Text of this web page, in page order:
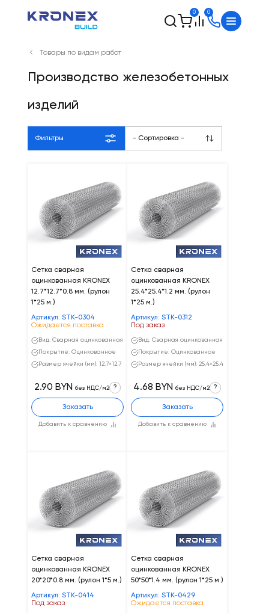
0 0
Товары по видам работ
Производство железобетонных
изделий
Фильтры - Сортировка -
Сетка сварная
оцинкованная KRONEX
12.7*12.7*0.8 мм. (рулон
1*25 м.)
Артикул: STK-0304
Ожидается поставка
Вид: Сварная оцинкованная
Покрытие: Оцинкованное
Размер ячейки (мм): 12.7×12.7
Добавить к сравнению
2.90 BYN без НДС/м2 ?
Заказать
Сетка сварная
оцинкованная KRONEX
25.4*25.4*1.2 мм. (рулон
1*25 м.)
Артикул: STK-0312
Под заказ
Вид: Сварная оцинкованная
Покрытие: Оцинкованное
Размер ячейки (мм): 25.4×25.4
Добавить к сравнению
4.68 BYN без НДС/м2 ?
Заказать
Сетка сварная
оцинкованная KRONEX
20*20*0.8 мм. (рулон 1*5 м.)
Артикул: STK-0414
Под заказ
Сетка сварная
оцинкованная KRONEX
50*50*1.4 мм. (рулон 1*25 м.)
Артикул: STK-0429
Ожидается поставка